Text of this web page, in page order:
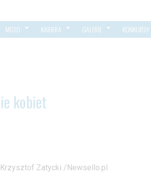
MOTO KARIERA GALERIE KONKURSY
kobiet
Krzysztof Zatycki /Newsello.pl